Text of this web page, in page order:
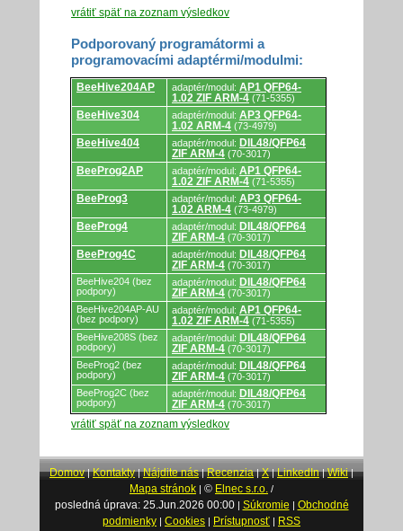
vrátiť späť na zoznam výsledkov
Podporovaný programátormi a
programovacími adaptérmi/modulmi:
Podporovaný
programátormi
a
programovacími
BeeHive204AP adaptér/modul: AP1 QFP64-
1.02 ZIF ARM-4 (71-5355)
BeeHive304 adaptér/modul: AP3 QFP64-
1.02 ARM-4 (73-4979)
BeeHive404 adaptér/modul: DIL48/QFP64
ZIF ARM-4 (70-3017)
BeeProg2AP adaptér/modul: AP1 QFP64-
1.02 ZIF ARM-4 (71-5355)
BeeProg3 adaptér/modul: AP3 QFP64-
1.02 ARM-4 (73-4979)
BeeProg4 adaptér/modul: DIL48/QFP64
ZIF ARM-4 (70-3017)
BeeProg4C adaptér/modul: DIL48/QFP64
ZIF ARM-4 (70-3017)
BeeHive204 (bez
podpory)
adaptér/modul: DIL48/QFP64
ZIF ARM-4 (70-3017)
BeeHive204AP-AU
(bez podpory)
adaptér/modul: AP1 QFP64-
1.02 ZIF ARM-4 (71-5355)
BeeHive208S (bez
podpory)
adaptér/modul: DIL48/QFP64
ZIF ARM-4 (70-3017)
BeeProg2 (bez
podpory)
adaptér/modul: DIL48/QFP64
ZIF ARM-4 (70-3017)
BeeProg2C (bez
podpory)
adaptér/modul: DIL48/QFP64
ZIF ARM-4 (70-3017)
vrátiť späť na zoznam výsledkov
Domov|Kontakty|Nájdite nás|Recenzia|X|LinkedIn|Wiki|
Mapa stránok | © Elnec s.r.o. /
posledná úprava: 25.Jun.2026 00:00| Súkromie | Obchodné
podmienky | Cookies | Prístupnosť | RSS